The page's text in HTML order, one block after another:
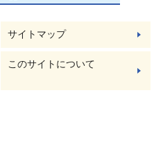
サイトマップ
このサイトについて